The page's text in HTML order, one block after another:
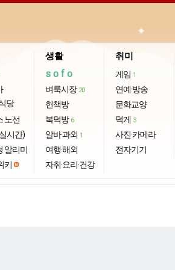
당
노선
시간)
알리미
키
생활
sofo
벼룩시장 20
헌책방
복덕방 6
알바·과외 1
여행·해외
자취·요리·건강
취미
게임 1
연예·방송
문화교양
덕게 3
사진·카메라
전자기기